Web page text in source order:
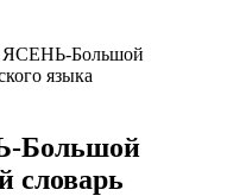
ЯСЕНЬ-Большой
языка
Большой
словарь